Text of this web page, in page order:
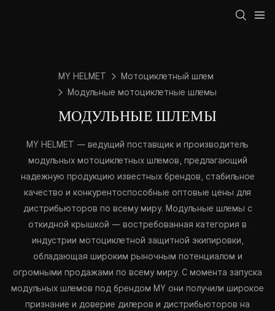
MY HELMET
Мотоциклетный шлем
Модульные мотоциклетные шлемы
МОДУЛЬНЫЕ ШЛЕМЫ
MY HELMET — ведущий поставщик и производитель
модульных мотоциклетных шлемов, предлагающий
надежную продукцию известных брендов, стабильное
качество и конкурентоспособные оптовые цены для
дистрибьюторов по всему миру. Модульные шлемы с
откидной крышкой — востребованная категория в
индустрии мотоциклетной защитной экипировки,
обладающая широким рыночным потенциалом и
огромными продажами по всему миру. С момента запуска
модульных шлемов под брендом MY они получили широкое
признание и доверие дилеров и дистрибьюторов на